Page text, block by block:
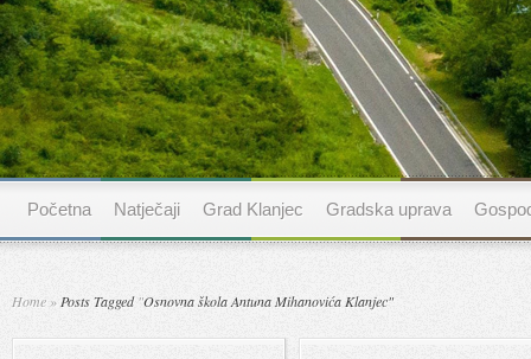
Početna Natječaji Grad Klanjec Gradska uprava
Home » Posts Tagged"Osnovna škola Antuna Mihanovića Klanjec"